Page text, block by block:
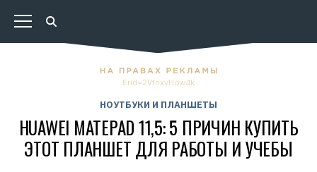
Erid=2VfnxvHow4k
НОУТБУКИ И ПЛАНШЕТЫ
HUAWEI MATEPAD 11,5: 5 ПРИЧИН КУПИТЬ
ЭТОТ ПЛАНШЕТ ДЛЯ РАБОТЫ И УЧЕБЫ